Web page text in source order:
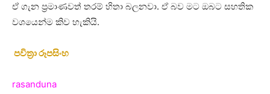
ඒ ගැන ප්‍රමාණවත් තරම් හිතා බලනවා. ඒ බව මට ඔබට සහතික
වශයෙන්ම කිව හැකියි.
පවිත්‍රා රූපසිංහ
rasanduna